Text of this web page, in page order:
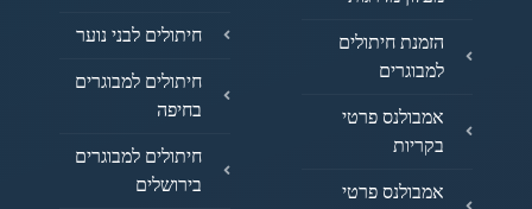
הזמנת חיתולים
למבוגרים
אמבולנס פרטי
בקריות
אמבולנס פרטי
חיתולים לבני נוער
חיתולים למבוגרים
בחיפה
חיתולים למבוגרים
בירושלים